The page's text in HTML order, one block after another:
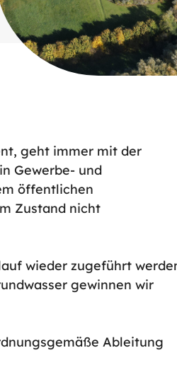
geht immer mit der
Gewerbe- und
öffentlichen
Zustand nicht
wieder zugeführt
gewinnen wir
Ableitung